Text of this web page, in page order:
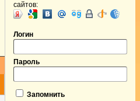
сайтов:
Логин
Пароль
Запомнить